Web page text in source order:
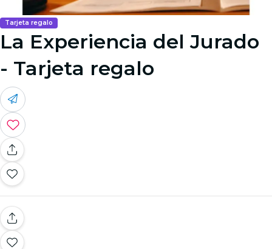
Tarjeta regalo
La Experiencia del Jurado
- Tarjeta regalo